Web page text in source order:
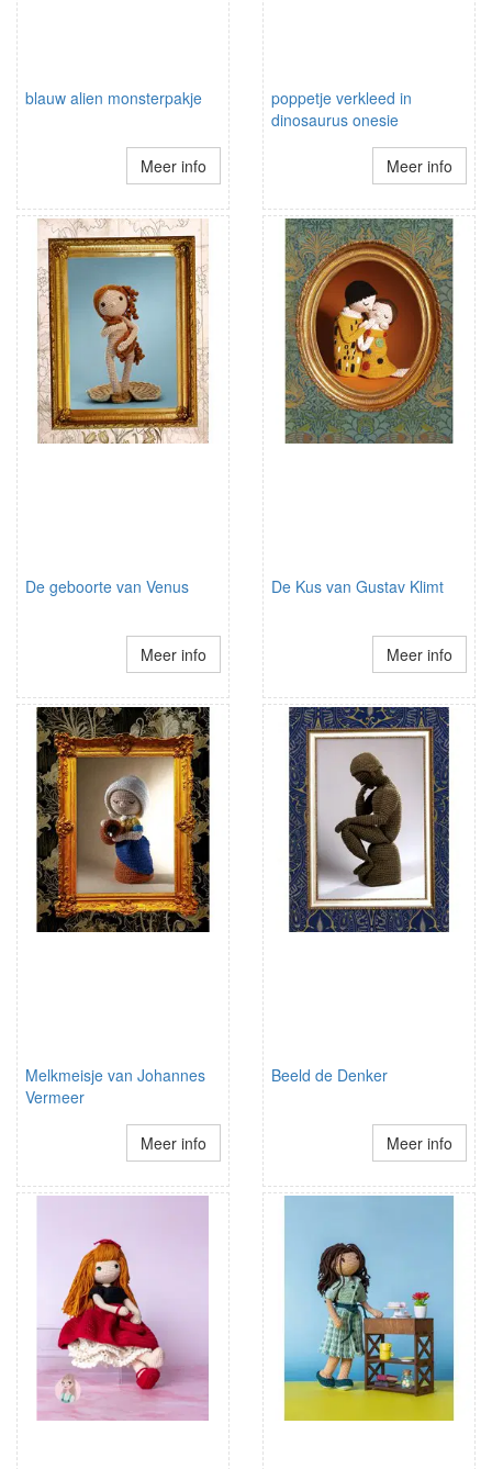
blauw alien monsterpakje
Meer info
poppetje verkleed in
dinosaurus onesie
Meer info
De geboorte van Venus
Meer info
De Kus van Gustav Klimt
Meer info
Melkmeisje van Johannes
Vermeer
Meer info
Beeld de Denker
Meer info